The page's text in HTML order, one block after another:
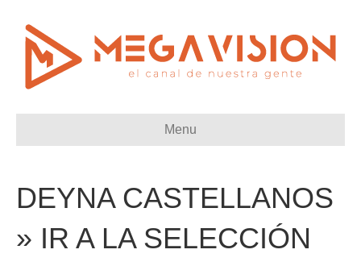
Menu
DEYNA CASTELLANOS
» IR A LA SELECCIÓN